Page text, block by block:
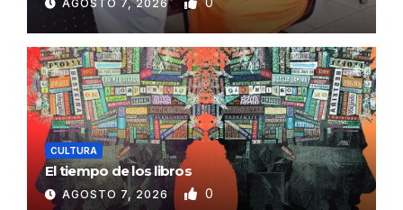
AGOSTO 7, 2026
CULTURA
El tiempo de los libros
AGOSTO 7, 2026 0